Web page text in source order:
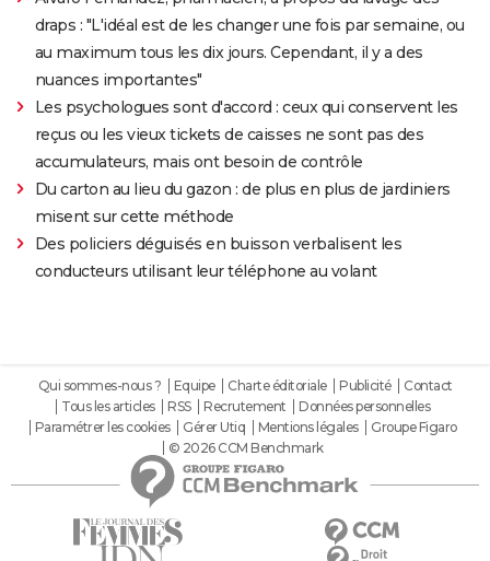
draps : "L'idéal est de les changer une fois par semaine, ou
au maximum tous les dix jours. Cependant, il y a des
nuances importantes"
Les psychologues sont d'accord : ceux qui conservent les
reçus ou les vieux tickets de caisses ne sont pas des
accumulateurs, mais ont besoin de contrôle
Du carton au lieu du gazon : de plus en plus de jardiniers
misent sur cette méthode
Des policiers déguisés en buisson verbalisent les
conducteurs utilisant leur téléphone au volant
Qui sommes-nous ? Equipe Charte éditoriale Publicité
Contact
Tous les articles
RSS Recrutement
Données personnelles
Paramétrer les cookies
Gérer Utiq Mentions légales
Groupe Figaro
© 2026 CCM Benchmark